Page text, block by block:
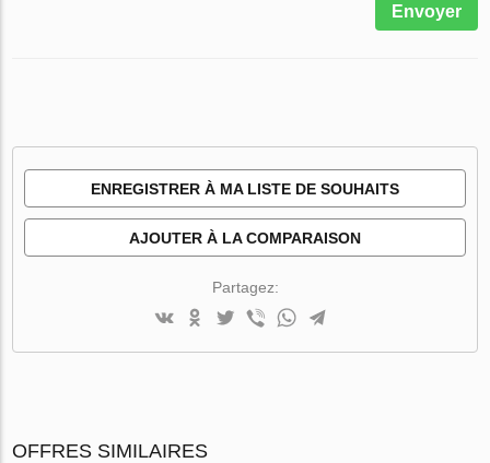
Envoyer
ENREGISTRER À MA LISTE DE SOUHAITS
AJOUTER À LA COMPARAISON
Partagez:
OFFRES SIMILAIRES